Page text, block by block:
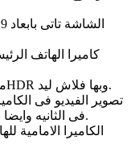
مميزات الكاميرا البانورما والعزل والHDR وبها فلاش ليد.
فى الثانيه وايضا بدقة 720 بيكسل 960 اطار فى الثانيه.